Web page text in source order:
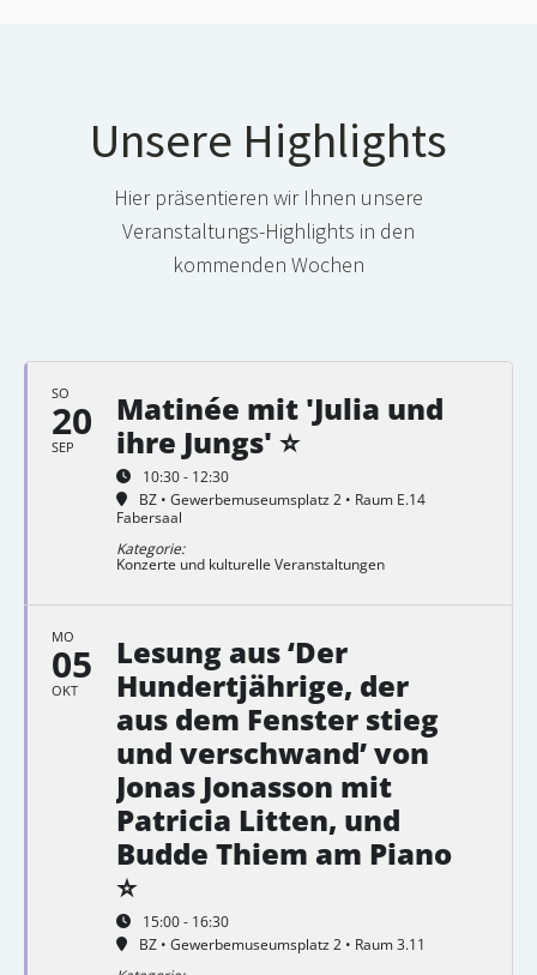
Unsere Highlights
Hier präsentieren wir Ihnen unsere
Veranstaltungs-Highlights in den
kommenden Wochen
SO
20
SEP
Matinée mit 'Julia und
ihre Jungs' ⭐
10:30 - 12:30
BZ • Gewerbemuseumsplatz 2 • Raum E.14
Fabersaal
Kategorie:
Konzerte und kulturelle Veranstaltungen
MO
05
OKT
Lesung aus ‘Der
Hundertjährige, der
aus dem Fenster stieg
und verschwand’ von
Jonas Jonasson mit
Patricia Litten, und
Budde Thiem am Piano
⭐
15:00 - 16:30
BZ • Gewerbemuseumsplatz 2 • Raum 3.11